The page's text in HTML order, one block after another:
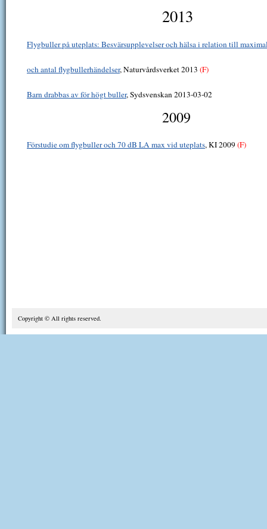
2013
Flygbuller på uteplats: Besvärsupplevelser och hälsa i relation till
och antal flygbullerhändelser, Naturvårdsverket 2013 (F)
Barn drabbas av för högt buller, Sydsvenskan 2013-03-02
2009
Förstudie om flygbuller och 70 dB LA max vid uteplats, KI 2009 (F)
Copyright © All rights reserved.